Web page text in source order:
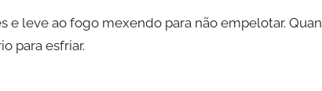
e leve ao fogo mexendo para não empelotar.
para esfriar.